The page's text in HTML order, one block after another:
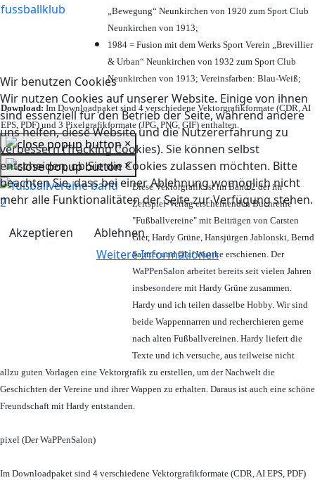
Wir benutzen Cookies
Wir nutzen Cookies auf unserer Website. Einige von ihnen
sind essenziell für den Betrieb der Seite, während andere
uns helfen, diese Website und die Nutzererfahrung zu
verbessern (Tracking Cookies). Sie können selbst
entscheiden, ob Sie die Cookies zulassen möchten. Bitte
beachten Sie, dass bei einer Ablehnung womöglich nicht
mehr alle Funktionalitäten der Seite zur Verfügung stehen.
Akzeptieren
Ablehnen
Weitere Informationen
„Bewegung“ Neunkirchen von 1920 zum Sport Club
Neunkirchen von 1913;
1984 = Fusion mit dem Werks Sport Verein „Brevillier
& Urban“ Neunkirchen von 1932 zum Sport Club
Neunkirchen von 1913; Vereinsfarben: Blau-Weiß;
Download: Im Downloadpaket sind 4 verschiedene Vektorgrafikformate (CDR, AI
EPS, PDF) und 3 Pixelgrafikformate (JPG, PNG, GIF) enthalten.
×
×
Diese Vektorgrafik ist im Band 2 der im
Zeitspiel-Verlag erscheinenden Buchreihe
"Fußballvereine" mit Beiträgen von Carsten
Gier, Hardy Grüne, Hansjürgen Jablonski, Bernd
Sautter und Olaf Wuttke erschienen. Der
WaPPenSalon arbeitet bereits seit vielen Jahren
insbesondere mit Hardy Grüne zusammen.
Hardy und ich teilen dasselbe Hobby. Wir sind
beide Wappennarren und recherchieren gerne
nach alten Fußballvereinen. Hardy liefert die
Texte und ich versuche, aus teilweise nicht
allzu guten Vorlagen eine Vektorgrafik zu erstellen, um der Nachwelt die
Geschichten der Vereine und ihrer Wappen zu erhalten. Daraus ist auch eine schöne
Freundschaft mit Hardy entstanden.
pixel (Der WaPPenSalon)
Im Downloadpaket sind 4 verschiedene Vektorgrafikformate (CDR, AI EPS, PDF)